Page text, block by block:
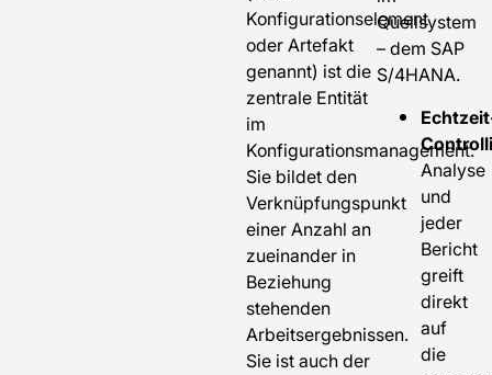
Konfigurationselement
oder Artefakt
genannt) ist die
zentrale Entität
im
Konfigurationsmanagement.
Sie bildet den
Verknüpfungspunkt
einer Anzahl an
zueinander in
Beziehung
stehenden
Arbeitsergebnissen.
Sie ist auch der
Quellsystem
– dem SAP
S/4HANA.
Analyse
und
jeder
Bericht
greift
direkt
auf
die